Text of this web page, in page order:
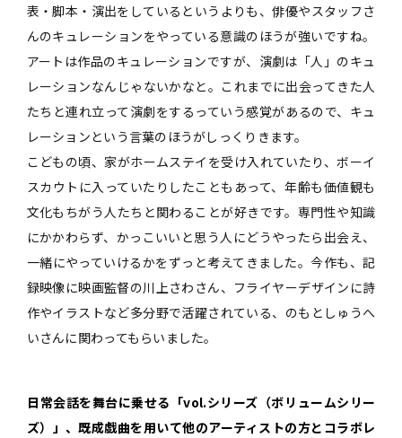
表・脚本・演出をしているというよりも、俳優やスタッフさ
んのキュレーションをやっている意識のほうが強いですね。
アートは作品のキュレーションですが、演劇は「人」のキュ
レーションなんじゃないかなと。これまでに出会ってきた人
たちと連れ立って演劇をするっていう感覚があるので、キュ
レーションという言葉のほうがしっくりきます。
こどもの頃、家がホームステイを受け入れていたり、ボーイ
スカウトに入っていたりしたこともあって、年齢も価値観も
文化もちがう人たちと関わることが好きです。専門性や知識
にかかわらず、かっこいいと思う人にどうやったら出会え、
一緒にやっていけるかをずっと考えてきました。今作も、記
録映像に映画監督の川上さわさん、フライヤーデザインに詩
作やイラストなど多分野で活躍されている、のもとしゅうへ
いさんに関わってもらいました。
――日常会話を舞台に乗せる「vol.シリーズ（ボリュームシリー
ズ）」、既成戯曲を用いて他のアーティストの方とコラボレ